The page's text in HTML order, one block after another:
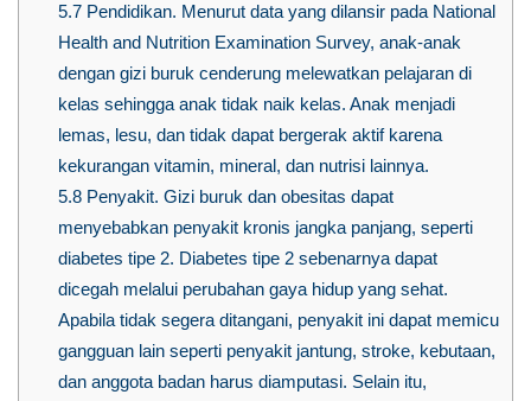
5.7Pendidikan. Menurut data yang dilansir pada National
Health and Nutrition Examination Survey, anak-anak
dengan gizi buruk cenderung melewatkan pelajaran di
kelas sehingga anak tidak naik kelas. Anak menjadi
lemas, lesu, dan tidak dapat bergerak aktif karena
kekurangan vitamin, mineral, dan nutrisi lainnya.
5.8Penyakit. Gizi buruk dan obesitas dapat
menyebabkan penyakit kronis jangka panjang, seperti
diabetes tipe 2. Diabetes tipe 2 sebenarnya dapat
dicegah melalui perubahan gaya hidup yang sehat.
Apabila tidak segera ditangani, penyakit ini dapat memicu
gangguan lain seperti penyakit jantung, stroke, kebutaan,
dan anggota badan harus diamputasi. Selain itu,